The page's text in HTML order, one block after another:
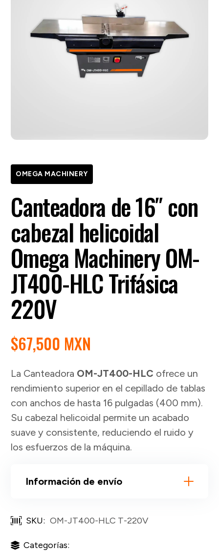
OMEGA MACHINERY
Canteadora de 16″ con
cabezal helicoidal
Omega Machinery OM-
JT400-HLC Trifásica
220V
$67,500 MXN
La Canteadora OM-JT400-HLC ofrece un
rendimiento superior en el cepillado de tablas
con anchos de hasta 16 pulgadas (400 mm).
Su cabezal helicoidal permite un acabado
suave y consistente, reduciendo el ruido y
los esfuerzos de la máquina.
Información de envío
SKU: OM-JT400-HLC T-220V
Categorías: